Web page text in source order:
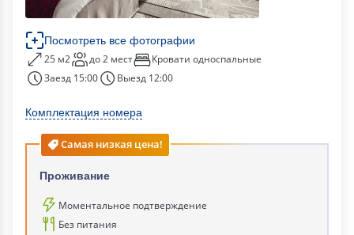
Посмотреть все фотографии
25 м2 до 2 мест
Кровати односпальные
Заезд 15:00
Выезд 12:00
Комплектация номера
Самая низкая цена!
Проживание
Моментальное подтверждение
Без питания